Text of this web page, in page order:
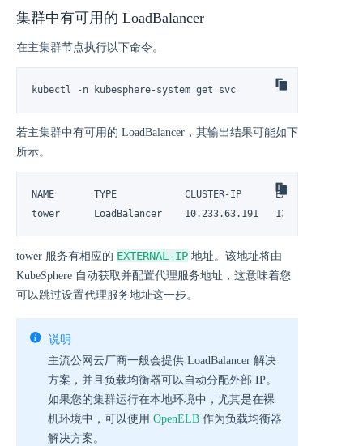
集群中有可用的 LoadBalancer
在主集群节点执行以下命令。
kubectl -n kubesphere-system get svc
若主集群中有可用的 LoadBalancer，其输出结果可能如下
所示。
NAME       TYPE            CLUSTER-IP      EXTERNAL-IP
tower      LoadBalancer    10.233.63.191   139.198.110.23
tower 服务有相应的 EXTERNAL-IP 地址。该地址将由
KubeSphere 自动获取并配置代理服务地址，这意味着您
可以跳过设置代理服务地址这一步。
说明
主流公网云厂商一般会提供 LoadBalancer 解决
方案，并且负载均衡器可以自动分配外部 IP。
如果您的集群运行在本地环境中，尤其是在裸
机环境中，可以使用 OpenELB 作为负载均衡器
解决方案。